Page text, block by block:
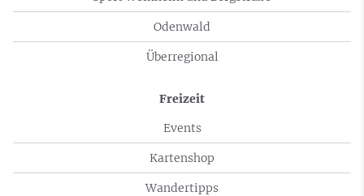
Odenwald
Überregional
Freizeit
Events
Kartenshop
Wandertipps